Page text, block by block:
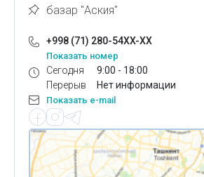
базар "Аския"
+998 (71) 280-54XX-XX
Показать номер
Сегодня
Перерыв
9:00 - 18:00
Нет информации
Показать e-mail